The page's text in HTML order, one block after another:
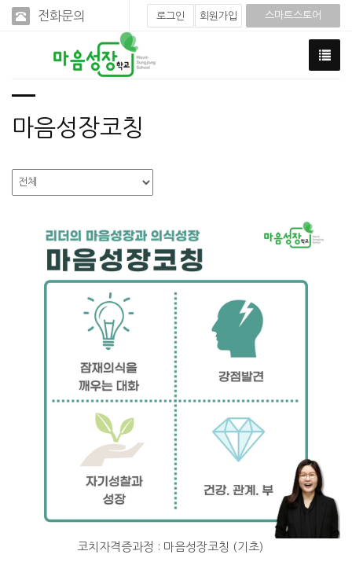
전화문의 로그인 회원가입 스마트스토어
마음성장코칭
코치자격증과정 : 마음성장코칭 (기초)